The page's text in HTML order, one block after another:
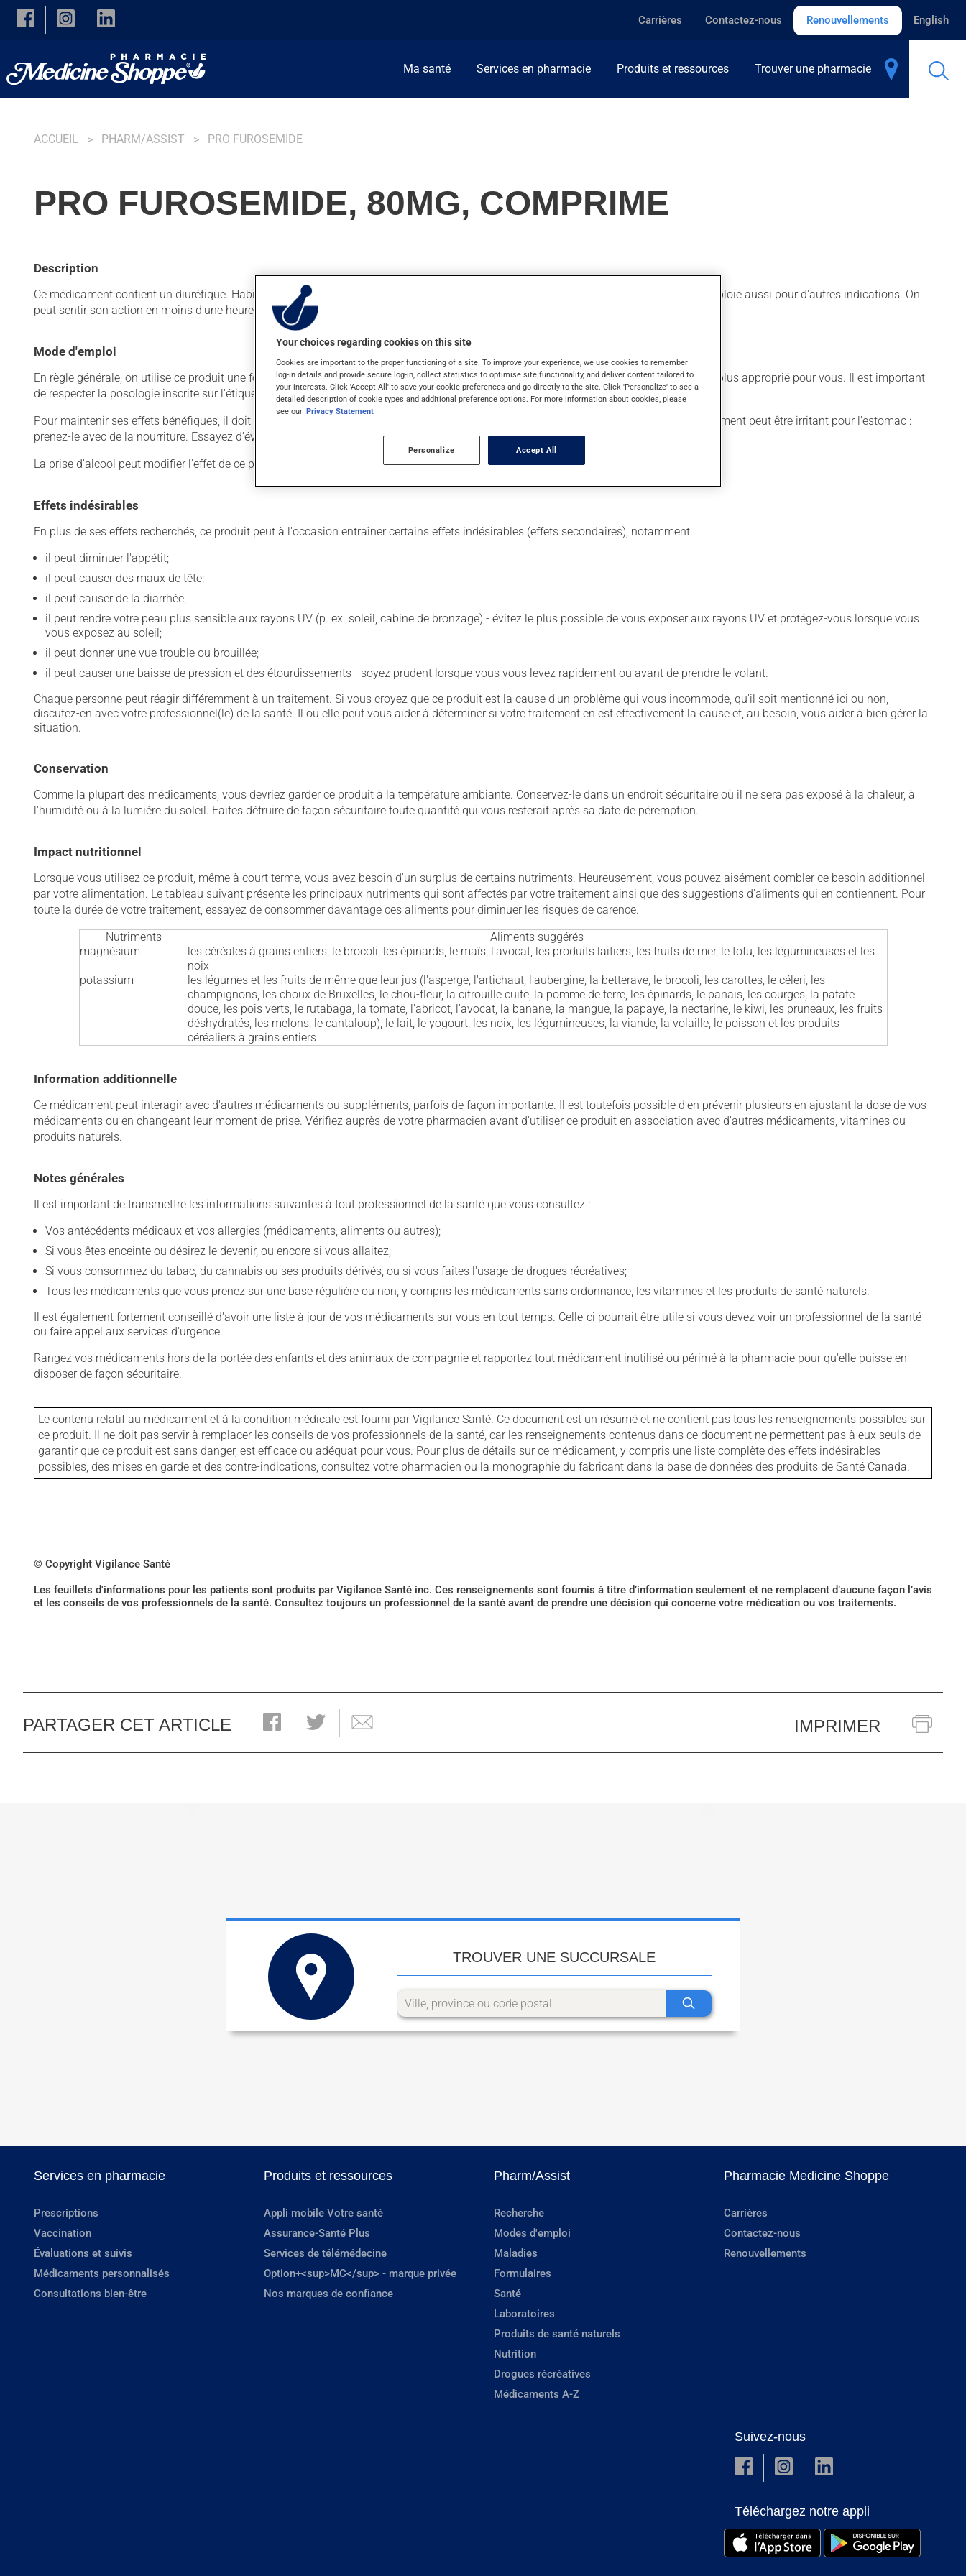
Skip to main content
Carrières Contactez-nous Renouvellements English
Ma santé Services en pharmacie Produits et ressources Trouver une pharmacie
ACCUEIL PHARM/ASSIST PRO FUROSEMIDE
PRO FUROSEMIDE, 80MG, COMPRIME
Description
Ce médicament contient un diurétique. Habituellement, on l'utilise pour diminuer la tension artérielle ou pour diminuer l'oedème. On l'emploie aussi pour d'autres indications. On
peut sentir son action en moins d'une heure.
Mode d'emploi
En règle générale, on utilise ce produit une fois par jour. Il est possible que votre pharmacien vous ait indiqué un horaire différent qui est plus approprié pour vous. Il est important
de respecter la posologie inscrite sur l'étiquette. N'en utilisez pas plus, ni plus souvent qu'indiqué.
Pour maintenir ses effets bénéfiques, il doit être utilisé de façon régulière et continue. Assurez-vous de ne jamais en manquer. Ce médicament peut être irritant pour l'estomac :
prenez-le avec de la nourriture. Essayez d'éviter les aliments irritants comme le café, les mets épicés et l'alcool.
La prise d'alcool peut modifier l'effet de ce produit. Il est recommandé de limiter la consommation d'alcool durant le traitement.
Effets indésirables
En plus de ses effets recherchés, ce produit peut à l'occasion entraîner certains effets indésirables (effets secondaires), notamment :
il peut diminuer l'appétit;
il peut causer des maux de tête;
il peut causer de la diarrhée;
il peut rendre votre peau plus sensible aux rayons UV (p. ex. soleil, cabine de bronzage) - évitez le plus possible de vous exposer aux rayons UV et protégez-vous lorsque vous
vous exposez au soleil;
il peut donner une vue trouble ou brouillée;
il peut causer une baisse de pression et des étourdissements - soyez prudent lorsque vous vous levez rapidement ou avant de prendre le volant.
Chaque personne peut réagir différemment à un traitement. Si vous croyez que ce produit est la cause d'un problème qui vous incommode, qu'il soit mentionné ici ou non,
discutez-en avec votre professionnel(le) de la santé. Il ou elle peut vous aider à déterminer si votre traitement en est effectivement la cause et, au besoin, vous aider à bien gérer la
situation.
Conservation
Comme la plupart des médicaments, vous devriez garder ce produit à la température ambiante. Conservez-le dans un endroit sécuritaire où il ne sera pas exposé à la chaleur, à
l'humidité ou à la lumière du soleil. Faites détruire de façon sécuritaire toute quantité qui vous resterait après sa date de péremption.
Impact nutritionnel
Lorsque vous utilisez ce produit, même à court terme, vous avez besoin d'un surplus de certains nutriments. Heureusement, vous pouvez aisément combler ce besoin additionnel
par votre alimentation. Le tableau suivant présente les principaux nutriments qui sont affectés par votre traitement ainsi que des suggestions d'aliments qui en contiennent. Pour
toute la durée de votre traitement, essayez de consommer davantage ces aliments pour diminuer les risques de carence.
Nutriments
Aliments suggérés
magnésium
les céréales à grains entiers, le brocoli, les épinards, le maïs, l'avocat, les produits laitiers, les fruits de mer, le tofu, les légumineuses et les
noix
potassium
les légumes et les fruits de même que leur jus (l'asperge, l'artichaut, l'aubergine, la betterave, le brocoli, les carottes, le céleri, les
champignons, les choux de Bruxelles, le chou-fleur, la citrouille cuite, la pomme de terre, les épinards, le panais, les courges, la patate
douce, les pois verts, le rutabaga, la tomate, l'abricot, l'avocat, la banane, la mangue, la papaye, la nectarine, le kiwi, les pruneaux, les fruits
déshydratés, les melons, le cantaloup), le lait, le yogourt, les noix, les légumineuses, la viande, la volaille, le poisson et les produits
céréaliers à grains entiers
Information additionnelle
Ce médicament peut interagir avec d'autres médicaments ou suppléments, parfois de façon importante. Il est toutefois possible d'en prévenir plusieurs en ajustant la dose de vos
médicaments ou en changeant leur moment de prise. Vérifiez auprès de votre pharmacien avant d'utiliser ce produit en association avec d'autres médicaments, vitamines ou
produits naturels.
Notes générales
Il est important de transmettre les informations suivantes à tout professionnel de la santé que vous consultez :
Vos antécédents médicaux et vos allergies (médicaments, aliments ou autres);
Si vous êtes enceinte ou désirez le devenir, ou encore si vous allaitez;
Si vous consommez du tabac, du cannabis ou ses produits dérivés, ou si vous faites l'usage de drogues récréatives;
Tous les médicaments que vous prenez sur une base régulière ou non, y compris les médicaments sans ordonnance, les vitamines et les produits de santé naturels.
Il est également fortement conseillé d'avoir une liste à jour de vos médicaments sur vous en tout temps. Celle-ci pourrait être utile si vous devez voir un professionnel de la santé
ou faire appel aux services d'urgence.
Rangez vos médicaments hors de la portée des enfants et des animaux de compagnie et rapportez tout médicament inutilisé ou périmé à la pharmacie pour qu'elle puisse en
disposer de façon sécuritaire.
Le contenu relatif au médicament et à la condition médicale est fourni par Vigilance Santé. Ce document est un résumé et ne contient pas tous les renseignements possibles sur
ce produit. Il ne doit pas servir à remplacer les conseils de vos professionnels de la santé, car les renseignements contenus dans ce document ne permettent pas à eux seuls de
garantir que ce produit est sans danger, est efficace ou adéquat pour vous. Pour plus de détails sur ce médicament, y compris une liste complète des effets indésirables
possibles, des mises en garde et des contre-indications, consultez votre pharmacien ou la monographie du fabricant dans la base de données des produits de Santé Canada.
© Copyright Vigilance Santé
Les feuillets d'informations pour les patients sont produits par Vigilance Santé inc. Ces renseignements sont fournis à titre d’information seulement et ne remplacent d’aucune façon l’avis
et les conseils de vos professionnels de la santé. Consultez toujours un professionnel de la santé avant de prendre une décision qui concerne votre médication ou vos traitements.
PARTAGER CET ARTICLE IMPRIMER
TROUVER UNE SUCCURSALE
Services en pharmacie
Prescriptions
Vaccination
Évaluations et suivis
Médicaments personnalisés
Consultations bien-être
Produits et ressources
Appli mobile Votre santé
Assurance-Santé Plus
Services de télémédecine
Option+<sup>MC</sup> - marque privée
Nos marques de confiance
Pharm/Assist
Recherche
Modes d'emploi
Maladies
Formulaires
Santé
Laboratoires
Produits de santé naturels
Nutrition
Drogues récréatives
Médicaments A-Z
Pharmacie Medicine Shoppe
Carrières
Contactez-nous
Renouvellements
Suivez-nous
Téléchargez notre appli
Your choices regarding cookies on this site
Cookies are important to the proper functioning of a site. To improve your experience, we use cookies to remember
log-in details and provide secure log-in, collect statistics to optimise site functionality, and deliver content tailored to
your interests. Click 'Accept All' to save your cookie preferences and go directly to the site. Click 'Personalize' to see a
detailed description of cookie types and additional preference options. For more information about cookies, please
see our Privacy Statement
Personalize Accept All